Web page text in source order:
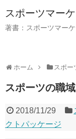
スポーツマー
著書：スポーツマー
ホーム スポー
スポーツの職
2018/11/29
クトパッケージ